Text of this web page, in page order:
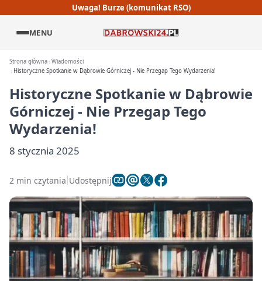
Uwaga! Burze (komunikat RSO)
MENU
Strona główna Wiadomości
Historyczne Spotkanie w Dąbrowie Górniczej - Nie Przegap Tego Wydarzenia!
Historyczne Spotkanie w Dąbrowie
Górniczej - Nie Przegap Tego
Wydarzenia!
8 stycznia 2025
2 min czytania Udostępnij